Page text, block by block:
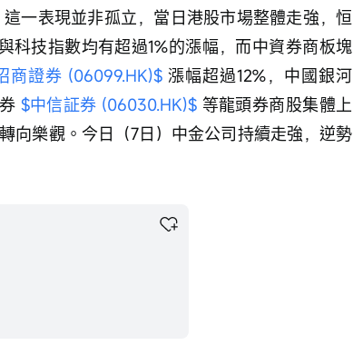
一表現並非孤立，當日港股市場整體走強，恒
科技指數均有超過1%的漲幅，而中資券商板塊
商證券 (06099.HK)$ 漲幅超過12%，中國銀河
$中信証券 (06030.HK)$ 等龍頭券商股集體上
向樂觀。今日（7日）中金公司持續走強，逆勢